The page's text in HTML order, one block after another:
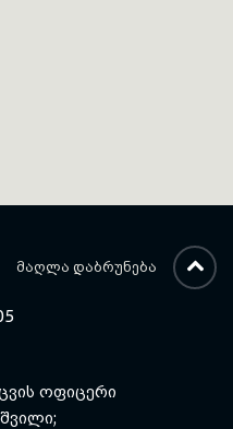
ოფიცერი
ᲛᲐᲦᲚᲐ ᲓᲐᲑᲠᲣᲜᲔᲑᲐ